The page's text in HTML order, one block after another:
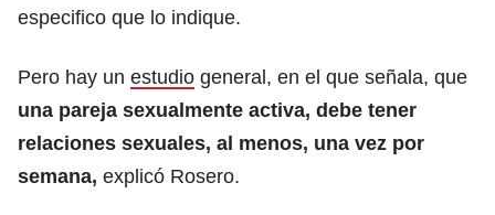
especifico que lo indique.
Pero hay un estudio general, en el que señala, que
una pareja sexualmente activa, debe tener
relaciones sexuales, al menos, una vez por
semana, explicó Rosero.